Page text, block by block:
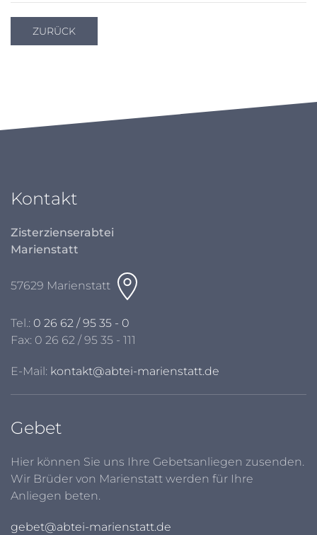
ZURÜCK
Kontakt
Zisterzienserabtei
Marienstatt
57629 Marienstatt
Tel.: 0 26 62 / 95 35 - 0
Fax: 0 26 62 / 95 35 - 111
E-Mail: kontakt@abtei-marienstatt.de
Gebet
Hier können Sie uns Ihre Gebetsanliegen zusenden.
Wir Brüder von Marienstatt werden für Ihre
Anliegen beten.
gebet@abtei-marienstatt.de